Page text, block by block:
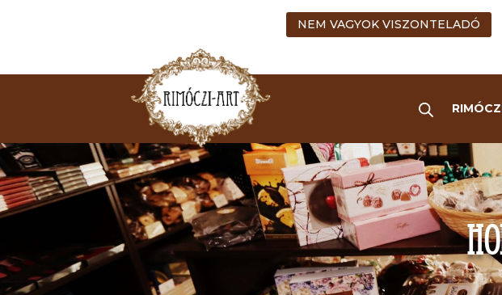
NEM VAGYOK VISZONTELADÓ